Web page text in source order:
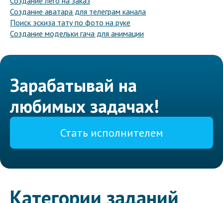
Создание аватара для телеграм канала
Поиск эскиза тату по фото на руке
Создание модельки гача для анимации
Зарабатывай на
любимых задачах!
Стать исполнителем
Категории заданий